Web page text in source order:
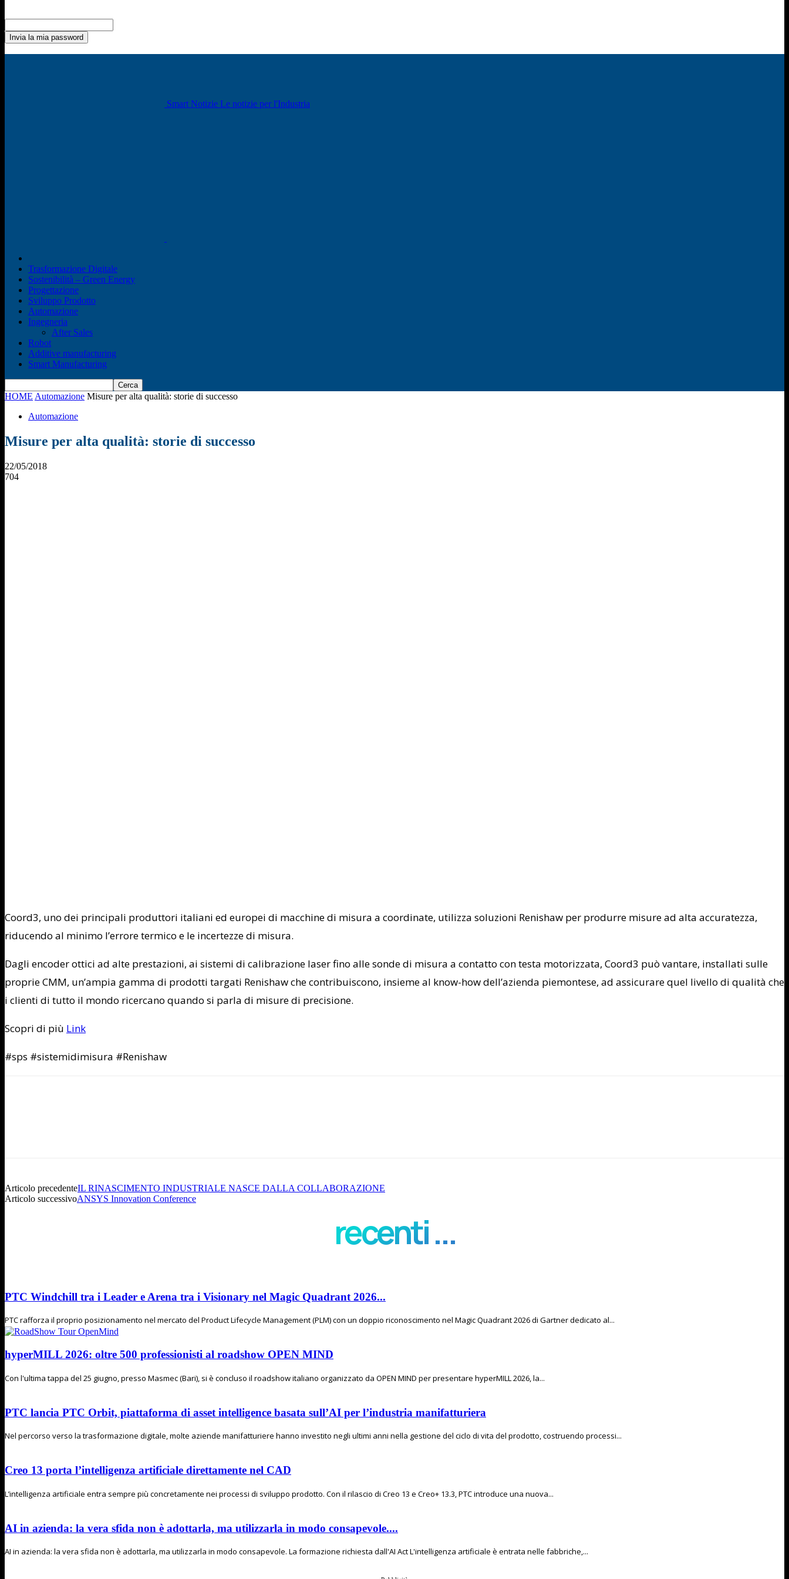
Smart Notizie Le notizie per l'Industria
Trasformazione Digitale
Sostenibilità – Green Energy
Progettazione
Sviluppo Prodotto
Automazione
Ingegneria
After Sales
Robot
Additive manufacturing
Smart Manufacturing
HOME Automazione Misure per alta qualità: storie di successo
Automazione
Misure per alta qualità: storie di successo
22/05/2018
704
Coord3, uno dei principali produttori italiani ed europei di macchine di misura a coordinate, utilizza soluzioni Renishaw per produrre misure ad alta accuratezza,
riducendo al minimo l’errore termico e le incertezze di misura.
Dagli encoder ottici ad alte prestazioni, ai sistemi di calibrazione laser fino alle sonde di misura a contatto con testa motorizzata, Coord3 può vantare, installati sulle
proprie CMM, un’ampia gamma di prodotti targati Renishaw che contribuiscono, insieme al know-how dell’azienda piemontese, ad assicurare quel livello di qualità che
i clienti di tutto il mondo ricercano quando si parla di misure di precisione.
Scopri di più Link
#sps #sistemidimisura #Renishaw
Articolo precedenteIL RINASCIMENTO INDUSTRIALE NASCE DALLA COLLABORAZIONE
Articolo successivoANSYS Innovation Conference
recenti ...
PTC Windchill tra i Leader e Arena tra i Visionary nel Magic Quadrant 2026...
PTC rafforza il proprio posizionamento nel mercato del Product Lifecycle Management (PLM) con un doppio riconoscimento nel Magic Quadrant 2026 di Gartner dedicato al...
hyperMILL 2026: oltre 500 professionisti al roadshow OPEN MIND
Con l'ultima tappa del 25 giugno, presso Masmec (Bari), si è concluso il roadshow italiano organizzato da OPEN MIND per presentare hyperMILL 2026, la...
PTC lancia PTC Orbit, piattaforma di asset intelligence basata sull’AI per l’industria manifatturiera
Nel percorso verso la trasformazione digitale, molte aziende manifatturiere hanno investito negli ultimi anni nella gestione del ciclo di vita del prodotto, costruendo processi...
Creo 13 porta l’intelligenza artificiale direttamente nel CAD
L’intelligenza artificiale entra sempre più concretamente nei processi di sviluppo prodotto. Con il rilascio di Creo 13 e Creo+ 13.3, PTC introduce una nuova...
AI in azienda: la vera sfida non è adottarla, ma utilizzarla in modo consapevole....
AI in azienda: la vera sfida non è adottarla, ma utilizzarla in modo consapevole. La formazione richiesta dall'AI Act L'intelligenza artificiale è entrata nelle fabbriche,...